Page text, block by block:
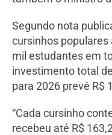
Segundo nota
cursinhos populares
mil estudantes em
investimento total
para 2026 prevê R$
“Cada cursinho
recebeu até R$